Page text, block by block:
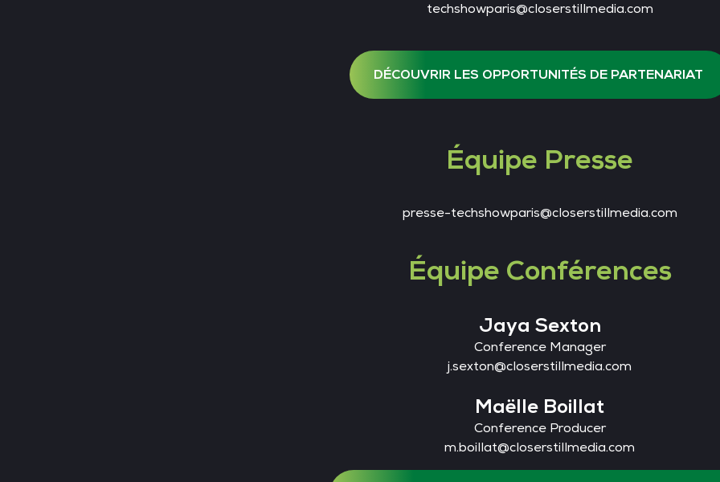
techshowparis@closerstillmedia.com
DÉCOUVRIR LES OPPORTUNITÉS DE PARTENARIAT
Équipe Presse
presse-techshowparis@closerstillmedia.com
Équipe Conférences
Jaya Sexton
Conference Manager
j.sexton@closerstillmedia.com
Maëlle Boillat
Conference Producer
m.boillat@closerstillmedia.com